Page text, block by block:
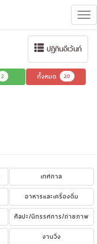
ปฏิทินอีเว้นท์
2 ทั้งหมด 20
เทศกาล
อาหารและเครื่องดื่ม
ศิลปะ/นิทรรศการ/ถ่ายภาพ
งานวิ่ง